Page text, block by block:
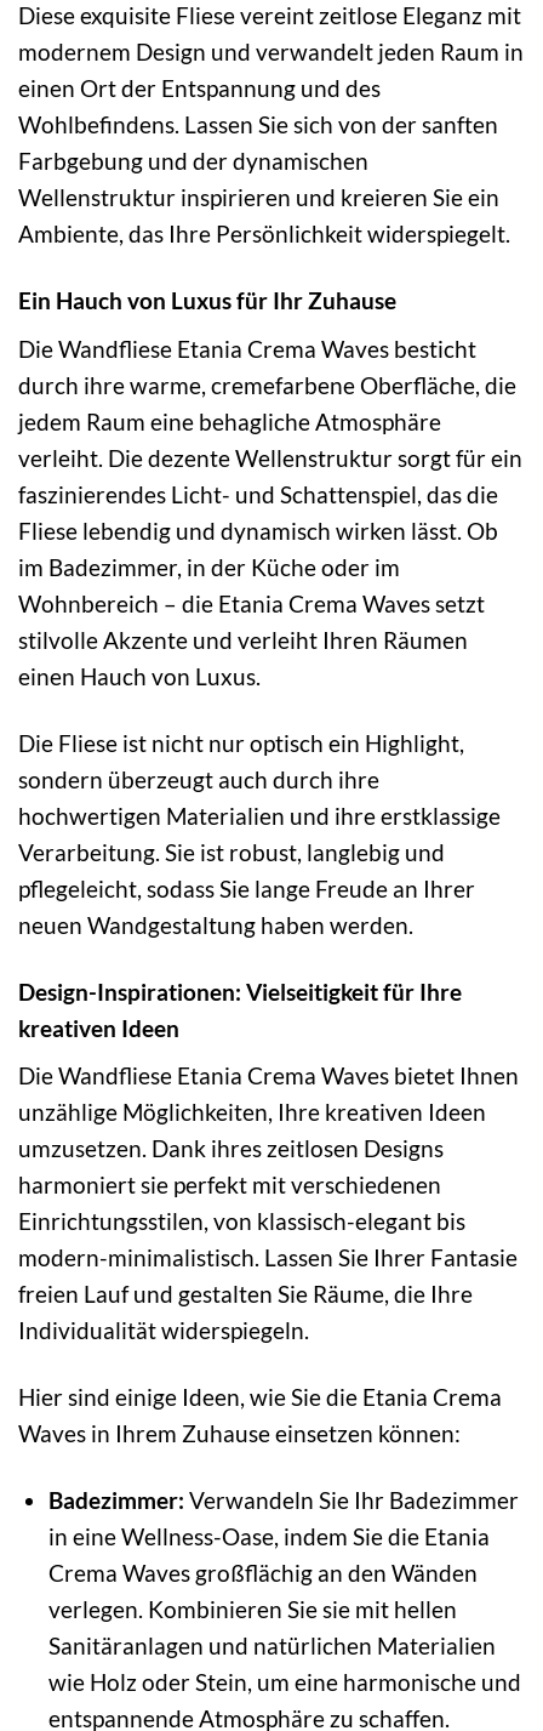
Diese exquisite Fliese vereint zeitlose Eleganz mit
modernem Design und verwandelt jeden Raum in
einen Ort der Entspannung und des
Wohlbefindens. Lassen Sie sich von der sanften
Farbgebung und der dynamischen
Wellenstruktur inspirieren und kreieren Sie ein
Ambiente, das Ihre Persönlichkeit widerspiegelt.
Ein Hauch von Luxus für Ihr Zuhause
Die Wandfliese Etania Crema Waves besticht
durch ihre warme, cremefarbene Oberfläche, die
jedem Raum eine behagliche Atmosphäre
verleiht. Die dezente Wellenstruktur sorgt für ein
faszinierendes Licht- und Schattenspiel, das die
Fliese lebendig und dynamisch wirken lässt. Ob
im Badezimmer, in der Küche oder im
Wohnbereich – die Etania Crema Waves setzt
stilvolle Akzente und verleiht Ihren Räumen
einen Hauch von Luxus.
Die Fliese ist nicht nur optisch ein Highlight,
sondern überzeugt auch durch ihre
hochwertigen Materialien und ihre erstklassige
Verarbeitung. Sie ist robust, langlebig und
pflegeleicht, sodass Sie lange Freude an Ihrer
neuen Wandgestaltung haben werden.
Design-Inspirationen: Vielseitigkeit für Ihre
kreativen Ideen
Die Wandfliese Etania Crema Waves bietet Ihnen
unzählige Möglichkeiten, Ihre kreativen Ideen
umzusetzen. Dank ihres zeitlosen Designs
harmoniert sie perfekt mit verschiedenen
Einrichtungsstilen, von klassisch-elegant bis
modern-minimalistisch. Lassen Sie Ihrer Fantasie
freien Lauf und gestalten Sie Räume, die Ihre
Individualität widerspiegeln.
Hier sind einige Ideen, wie Sie die Etania Crema
Waves in Ihrem Zuhause einsetzen können:
Badezimmer: Verwandeln Sie Ihr Badezimmer
in eine Wellness-Oase, indem Sie die Etania
Crema Waves großflächig an den Wänden
verlegen. Kombinieren Sie sie mit hellen
Sanitäranlagen und natürlichen Materialien
wie Holz oder Stein, um eine harmonische und
entspannende Atmosphäre zu schaffen.